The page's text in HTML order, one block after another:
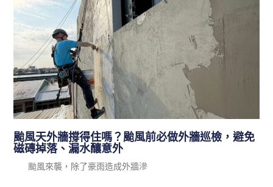
颱風天外牆撐得住嗎？颱風前必做外牆巡檢，避免
磁磚掉落、漏水釀意外
颱風來襲，除了豪雨造成外牆滲